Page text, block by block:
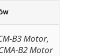
B3 Motor,
B2 Motor